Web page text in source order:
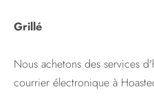
Grillé
Nous achetons des services
courrier électronique à